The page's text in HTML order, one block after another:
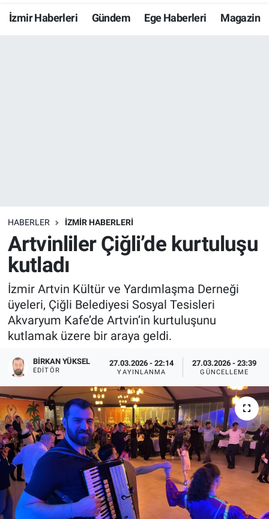
İzmir Haberleri Gündem Ege Haberleri Magazin
HABERLER İZMİR HABERLERİ
Artvinliler Çiğli’de kurtuluşu
kutladı
İzmir Artvin Kültür ve Yardımlaşma Derneği
üyeleri, Çiğli Belediyesi Sosyal Tesisleri
Akvaryum Kafe’de Artvin’in kurtuluşunu
kutlamak üzere bir araya geldi.
BIRKAN YÜKSEL
EDITÖR
27.03.2026 - 22:14
YAYINLANMA
27.03.2026 - 23:39
GÜNCELLEME
Resmi İlanlar